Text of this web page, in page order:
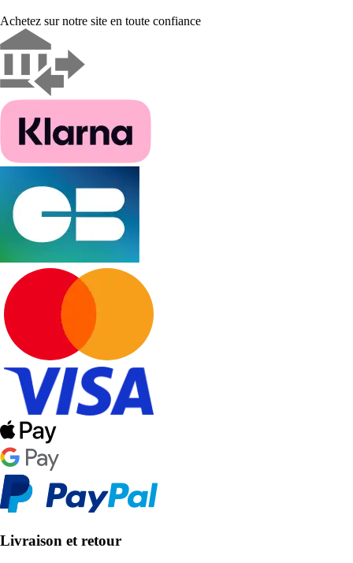
Achetez sur notre site en toute confiance
Livraison et retour